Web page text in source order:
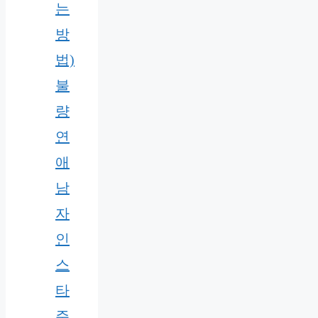
는
방
법)
불
량
연
애
남
자
인
스
타